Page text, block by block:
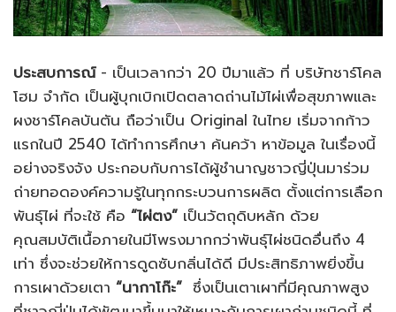
ประสบการณ์- เป็นเวลากว่า 20 ปีมาแล้ว ที่ บริษัทชาร์โคล
โฮม จำกัด เป็นผู้บุกเบิกเปิดตลาดถ่านไม้ไผ่เพื่อสุขภาพและ
ผงชาร์โคลบันตัน ถือว่าเป็น Original ในไทย เริ่มจากก้าว
แรกในปี 2540 ได้ทำการศึกษา ค้นคว้า หาข้อมูล ในเรื่องนี้
อย่างจริงจัง ประกอบกับการได้ผู้ชำนาญชาวญี่ปุ่นมาร่วม
ถ่ายทอดองค์ความรู้ในทุกกระบวนการผลิต ตั้งแต่การเลือก
พันธุ์ไผ่ ที่จะใช้ คือ “ไผ่ตง” เป็นวัตถุดิบหลัก ด้วย
คุณสมบัติเนื้อภายในมีโพรงมากกว่าพันธุ์ไผ่ชนิดอื่นถึง 4
เท่า ซึ่งจะช่วยให้การดูดซับกลิ่นได้ดี มีประสิทธิภาพยิ่งขึ้น
การเผาด้วยเตา “นากาโก๊ะ” ซึ่งเป็นเตาเผาที่มีคุณภาพสูง